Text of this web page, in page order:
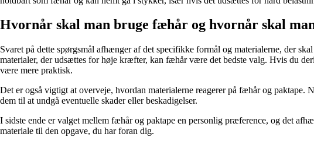
Hvornår skal man bruge fæhår og hvornår skal
Svaret på dette spørgsmål afhænger af det specifikke formål og materialerne, der
materialer, der udsættes for høje kræfter, kan fæhår være det bedste valg. Hvis du
være mere praktisk.
Det er også vigtigt at overveje, hvordan materialerne reagerer på fæhår og
dem til at undgå eventuelle skader eller beskadigelser.
I sidste ende er valget mellem fæhår og paktape en personlig præference, og det
materiale til den opgave, du har foran dig.